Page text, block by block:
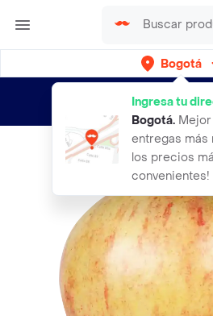
Bogotá
Ingresa tu
Bogotá.
entregas más
los precios
convenientes!
envíos gratis por